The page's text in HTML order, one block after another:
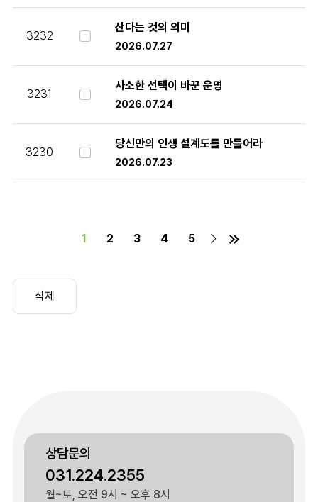
3232
산다는 것의 의미
2026.07.27
3231
사소한 선택이 바꾼 운명
2026.07.24
3230
당신만의 인생 설계도를 만들어라
2026.07.23
1 (current)
2 3 4 5
상담문의
031.224.2355
월~토, 오전 9시 ~ 오후 8시